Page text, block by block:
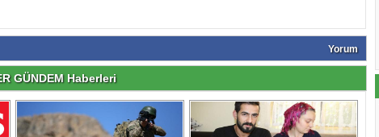
Yorum
GÜNDEM Haberleri